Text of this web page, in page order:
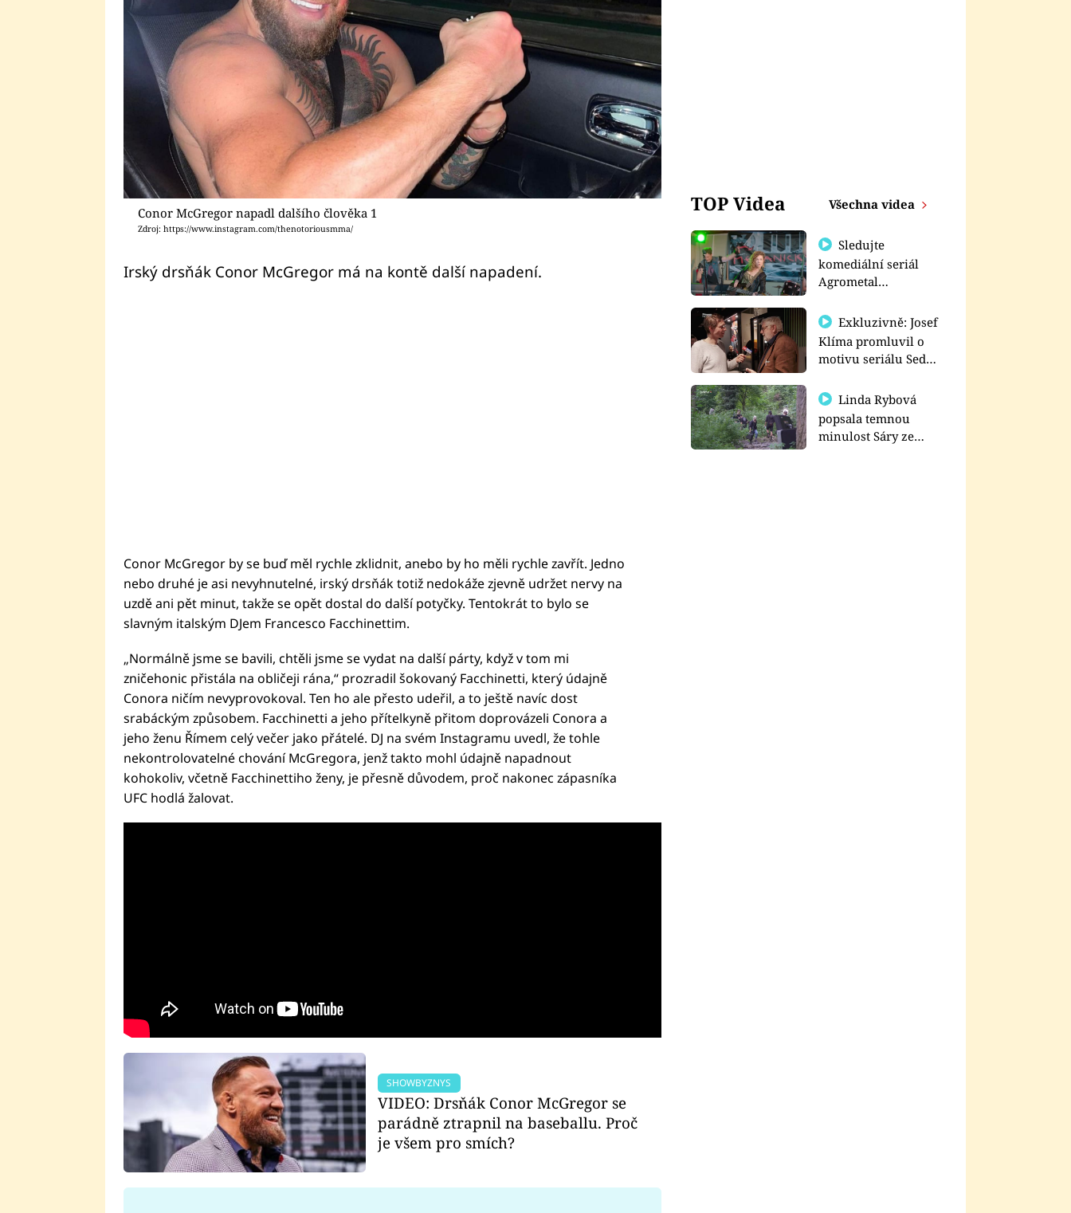
Conor McGregor napadl dalšího člověka 1
Zdroj: https://www.instagram.com/thenotoriousmma/
Irský drsňák Conor McGregor má na kontě další napadení.
Conor McGregor by se buď měl rychle zklidnit, anebo by ho měli rychle zavřít. Jedno
nebo druhé je asi nevyhnutelné, irský drsňák totiž nedokáže zjevně udržet nervy na
uzdě ani pět minut, takže se opět dostal do další potyčky. Tentokrát to bylo se
slavným italským DJem Francesco Facchinettim.
„Normálně jsme se bavili, chtěli jsme se vydat na další párty, když v tom mi
zničehonic přistála na obličeji rána,“ prozradil šokovaný Facchinetti, který údajně
Conora ničím nevyprovokoval. Ten ho ale přesto udeřil, a to ještě navíc dost
srabáckým způsobem. Facchinetti a jeho přítelkyně přitom doprovázeli Conora a
jeho ženu Římem celý večer jako přátelé. DJ na svém Instagramu uvedl, že tohle
nekontrolovatelné chování McGregora, jenž takto mohl údajně napadnout
kohokoliv, včetně Facchinettiho ženy, je přesně důvodem, proč nakonec zápasníka
UFC hodlá žalovat.
SHOWBYZNYS
VIDEO: Drsňák Conor McGregor se
parádně ztrapnil na baseballu. Proč
je všem pro smích?
TOP Videa Všechna videa
Sledujte
komediální seriál
Agrometal
prima+
Exkluzivně: Josef
Klíma promluvil o
motivu seriálu Sedm
Linda Rybová
popsala temnou
minulost Sáry ze